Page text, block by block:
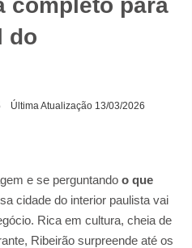
do
Última Atualização 13/03/2026
e se perguntando o que
cidade do interior paulista vai
Rica em cultura, cheia de
Ribeirão surpreende até os